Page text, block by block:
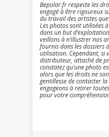
Bepolar.fr respecte les
engagé à être rigoureux
du travail des artistes
Les photos sont utilisées
dans un but
veillons à n’illustrer nos
fournis dans les dossiers
utilisation. Cependant, si
distributeur, attaché de
constatez qu’une photo
alors que les droits ne
gentillesse de contacter la
engageons à retirer
pour votre